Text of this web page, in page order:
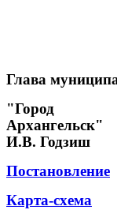
Глава
"Город
Архангельск"
И.В. Годзиш
Постановление
Карта-схема